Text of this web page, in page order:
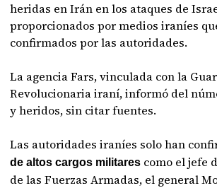
heridas en Irán en los ataques de
proporcionados por medios iraníes
confirmados por las autoridades.
La agencia Fars, vinculada con la
Revolucionaria iraní, informó del
y heridos, sin citar fuentes.
Las autoridades iraníes solo han
de altos cargos militares como el jefe
de las Fuerzas Armadas, el general